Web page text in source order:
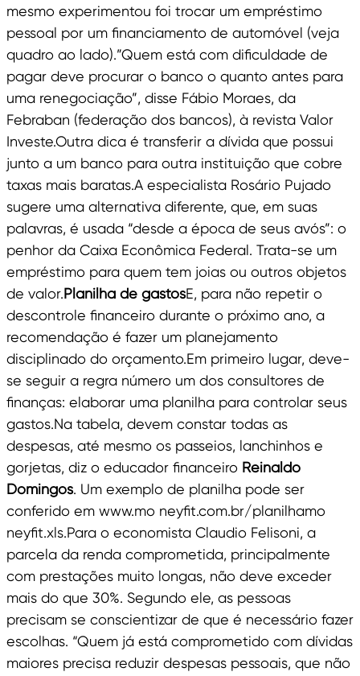
mesmo experimentou foi trocar um empréstimo
pessoal por um financiamento de automóvel (veja
quadro ao lado).”Quem está com dificuldade de
pagar deve procurar o banco o quanto antes para
uma renegociação”, disse Fábio Moraes, da
Febraban (federação dos bancos), à revista Valor
Investe.Outra dica é transferir a dívida que possui
junto a um banco para outra instituição que cobre
taxas mais baratas.A especialista Rosário Pujado
sugere uma alternativa diferente, que, em suas
palavras, é usada “desde a época de seus avós”: o
penhor da Caixa Econômica Federal. Trata-se um
empréstimo para quem tem joias ou outros objetos
de valor.Planilha de gastosE, para não repetir o
descontrole financeiro durante o próximo ano, a
recomendação é fazer um planejamento
disciplinado do orçamento.Em primeiro lugar, deve-
se seguir a regra número um dos consultores de
finanças: elaborar uma planilha para controlar seus
gastos.Na tabela, devem constar todas as
despesas, até mesmo os passeios, lanchinhos e
gorjetas, diz o educador financeiro Reinaldo
Domingos. Um exemplo de planilha pode ser
conferido em www.mo neyfit.com.br/planilhamo
neyfit.xls.Para o economista Claudio Felisoni, a
parcela da renda comprometida, principalmente
com prestações muito longas, não deve exceder
mais do que 30%. Segundo ele, as pessoas
precisam se conscientizar de que é necessário fazer
escolhas. “Quem já está comprometido com dívidas
maiores precisa reduzir despesas pessoais, que não